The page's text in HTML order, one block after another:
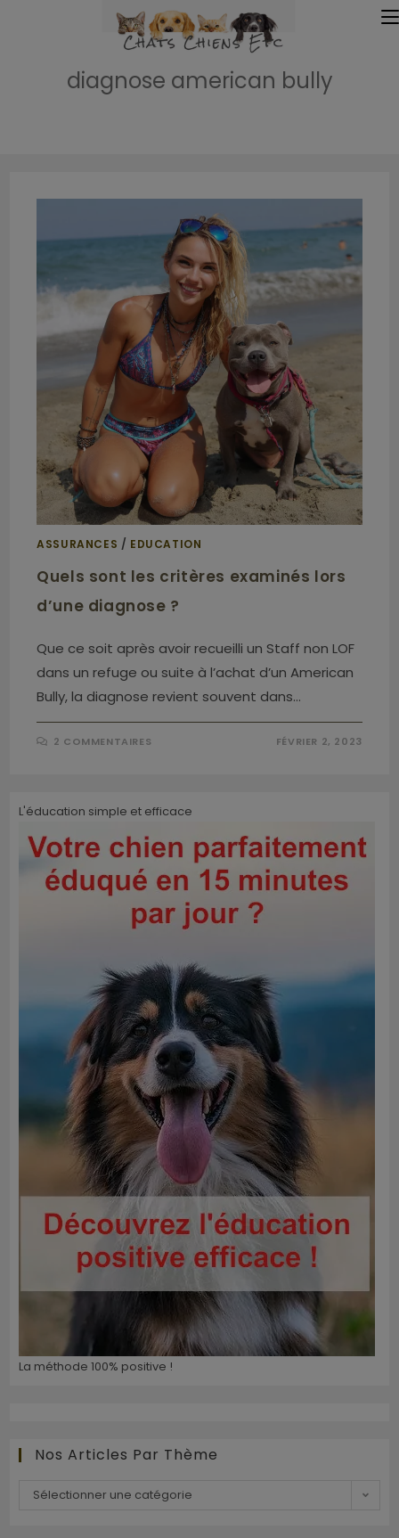
diagnose american bully
ASSURANCES / EDUCATION
Quels sont les critères examinés lors
d’une diagnose ?
Que ce soit après avoir recueilli un Staff non LOF
dans un refuge ou suite à l’achat d’un American
Bully, la diagnose revient souvent dans…
2 COMMENTAIRES FÉVRIER 2, 2023
L'éducation simple et efficace
La méthode 100% positive !
Nos Articles Par Thème
Sélectionner une catégorie